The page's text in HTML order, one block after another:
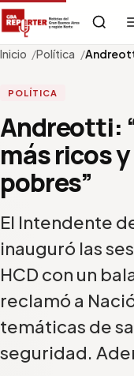
Inicio Política
POLÍTICA
Andreotti:
más ricos
pobres”
El Intendente
inauguró las
HCD con un
reclamó a
temáticas de
seguridad.